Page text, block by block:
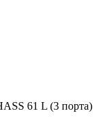
61 L (3 порта)